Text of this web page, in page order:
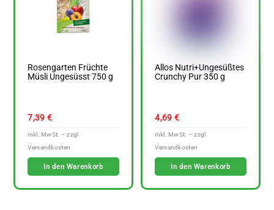
Rosengarten Früchte
Müsli Ungesüsst 750 g
7,39 €
In den Warenkorb
Allos Nutri+Ungesüßtes
Crunchy Pur 350 g
4,69 €
In den Warenkorb